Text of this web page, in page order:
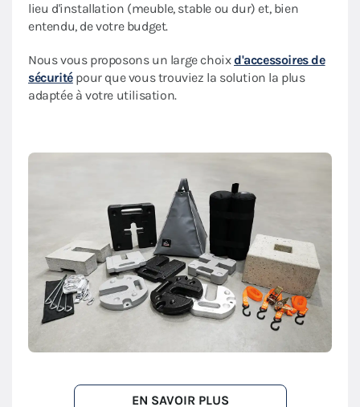
lieu d'installation (meuble, stable ou dur) et, bien
entendu, de votre budget.
Nous vous proposons un large choixd'accessoires de
sécuritépour que vous trouviez la solution la plus
adaptée à votre utilisation.
EN SAVOIR PLUS